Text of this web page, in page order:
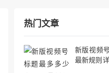
热门文章
新版视频
最新规则